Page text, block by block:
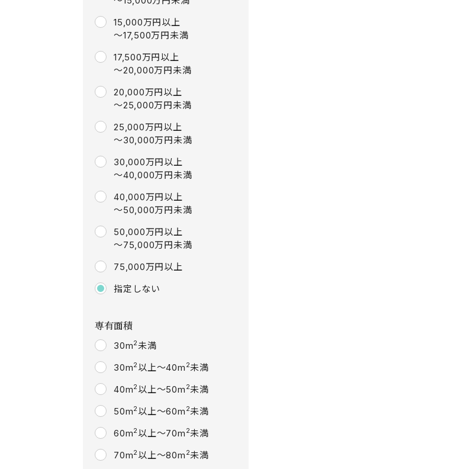
15,000万円以上
～17,500万円未満
17,500万円以上
～20,000万円未満
20,000万円以上
～25,000万円未満
25,000万円以上
～30,000万円未満
30,000万円以上
～40,000万円未満
40,000万円以上
～50,000万円未満
50,000万円以上
～75,000万円未満
75,000万円以上
指定しない
専有面積
30m2未満
30m2以上～40m 2未満
40m2以上～50m 2未満
50m2以上～60m 2未満
60m2以上～70m 2未満
70m2以上～80m 2未満